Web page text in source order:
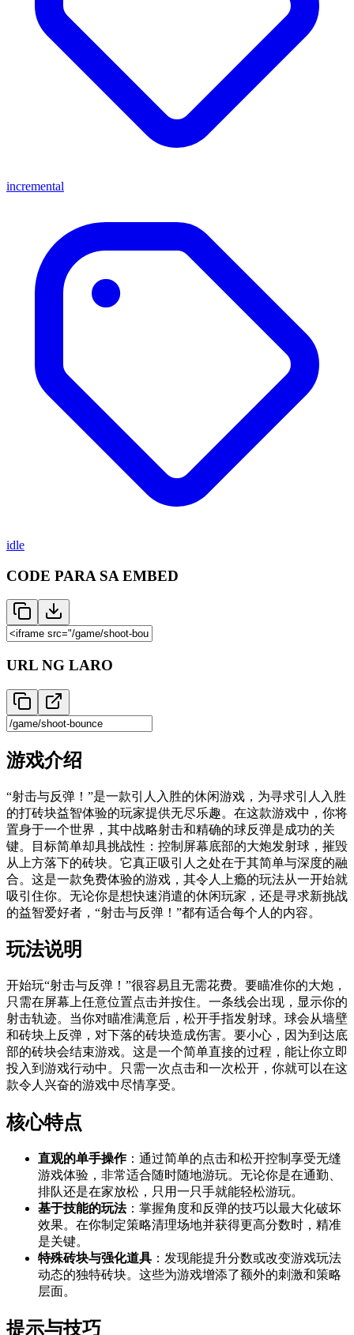
incremental
idle
CODE PARA SA EMBED
URL NG LARO
游戏介绍
“射击与反弹！”是一款引人入胜的休闲游戏，为寻求引人入胜
的打砖块益智体验的玩家提供无尽乐趣。在这款游戏中，你将
置身于一个世界，其中战略射击和精确的球反弹是成功的关
键。目标简单却具挑战性：控制屏幕底部的大炮发射球，摧毁
从上方落下的砖块。它真正吸引人之处在于其简单与深度的融
合。这是一款免费体验的游戏，其令人上瘾的玩法从一开始就
吸引住你。无论你是想快速消遣的休闲玩家，还是寻求新挑战
的益智爱好者，“射击与反弹！”都有适合每个人的内容。
玩法说明
开始玩“射击与反弹！”很容易且无需花费。要瞄准你的大炮，
只需在屏幕上任意位置点击并按住。一条线会出现，显示你的
射击轨迹。当你对瞄准满意后，松开手指发射球。球会从墙壁
和砖块上反弹，对下落的砖块造成伤害。要小心，因为到达底
部的砖块会结束游戏。这是一个简单直接的过程，能让你立即
投入到游戏行动中。只需一次点击和一次松开，你就可以在这
款令人兴奋的游戏中尽情享受。
核心特点
直观的单手操作：通过简单的点击和松开控制享受无缝
游戏体验，非常适合随时随地游玩。无论你是在通勤、
排队还是在家放松，只用一只手就能轻松游玩。
基于技能的玩法：掌握角度和反弹的技巧以最大化破坏
效果。在你制定策略清理场地并获得更高分数时，精准
是关键。
特殊砖块与强化道具 ：发现能提升分数或改变游戏玩法
动态的独特砖块。这些为游戏增添了额外的刺激和策略
层面。
提示与技巧